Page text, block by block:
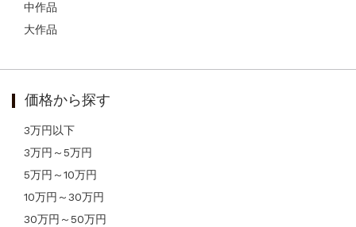
中作品
大作品
価格から探す
3万円以下
3万円～5万円
5万円～10万円
10万円～30万円
30万円～50万円